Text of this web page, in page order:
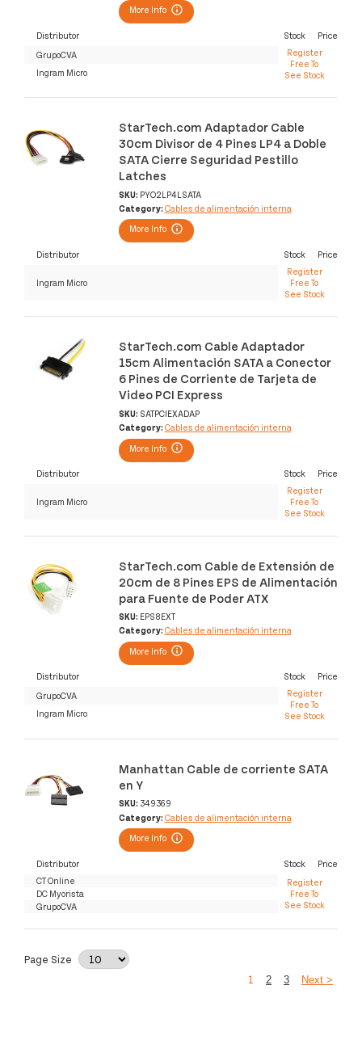
More Info
Distributor Stock
Price
GrupoCVA
Register
Free To
See Stock
Ingram Micro
StarTech.com Adaptador Cable
30cm Divisor de 4 Pines LP4 a Doble
SATA Cierre Seguridad Pestillo
Latches
SKU: PYO2LP4LSATA
Category: Cables de alimentación interna
More Info
Distributor Stock Price
Ingram Micro
Register
Free To
See Stock
StarTech.com Cable Adaptador
15cm Alimentación SATA a Conector
6 Pines de Corriente de Tarjeta de
Video PCI Express
SKU: SATPCIEXADAP
Category: Cables de alimentación interna
More Info
Distributor Stock Price
Ingram Micro
Register
Free To
See Stock
StarTech.com Cable de Extensión de
20cm de 8 Pines EPS de Alimentación
para Fuente de Poder ATX
SKU: EPS8EXT
Category: Cables de alimentación interna
More Info
Distributor Stock
Price
GrupoCVA
Register
Free To
See Stock
Ingram Micro
Manhattan Cable de corriente SATA
en Y
SKU: 349369
Category: Cables de alimentación interna
More Info
Distributor Stock
Price
CT Online
Register
Free To
See Stock
DC Myorista
GrupoCVA
Page Size
1
2 3 Next >